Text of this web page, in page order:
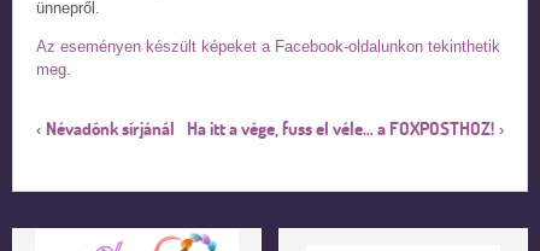
ünnepről.
Az eseményen készült képeket a Facebook-oldalunkon tekinthetik
meg.
‹ Névadónk sírjánál Ha itt a vége, fuss el véle… a FOXPOSTHOZ! ›